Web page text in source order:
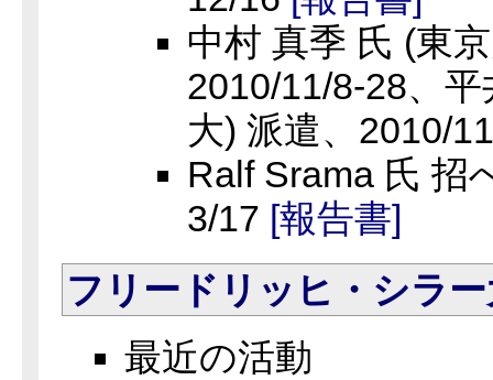
中村 真季 氏 (東
2010/11/8-28、
大) 派遣、2010/
Ralf Srama 氏 招
3/17 [報告書]
フリードリッヒ・シラ
最近の活動